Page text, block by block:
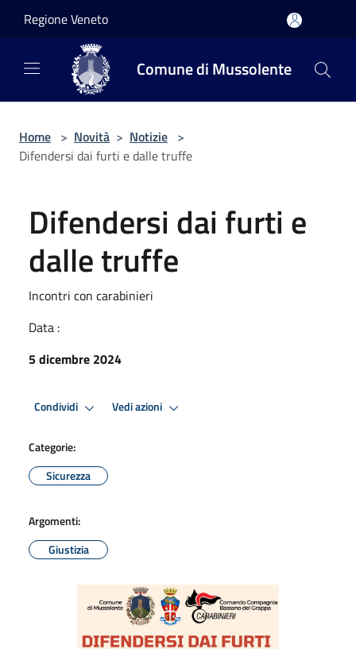
Regione Veneto
Comune di Mussolente
Home > Novità > Notizie >
Difendersi dai furti e dalle truffe
Difendersi dai furti e
dalle truffe
Incontri con carabinieri
Data :
5 dicembre 2024
Condividi Vedi azioni
Categorie:
Sicurezza
Argomenti:
Giustizia